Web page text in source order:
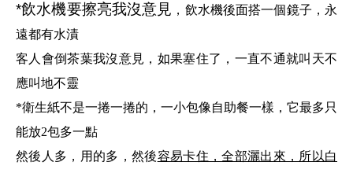
*飲水機要擦亮我沒意見 ， 飲水機後面搭一個鏡子，永
遠都有水漬
客人會倒茶葉我沒意見，如果塞住了，一直不通就叫天不
應叫地不靈
*衛生紙不是一捲一捲的，一小包像自助餐一樣，它最多只
能放2包多一點
然後人多，用的多，然後容易卡住，全部灑出來，所以白